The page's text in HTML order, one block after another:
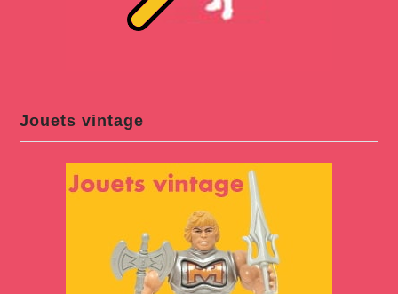
Jouets vintage